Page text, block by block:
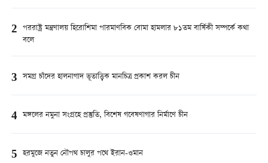
2 পররাষ্ট্র মন্ত্রণালয় হিরোশিমা পারমাণবিক বোমা হামলার ৮১তম বার্ষিকী সম্পর্কে কথা
বলে
3 সমগ্র চাঁদের হালনাগাদ ভূতাত্ত্বিক মানচিত্র প্রকাশ করল চীন
4 মঙ্গলের নমুনা সংগ্রহে প্রস্তুতি, বিশেষ গবেষণাগার নির্মাণে চীন
5 হরমুজে নতুন নৌপথ চালুর পথে ইরান-ওমান